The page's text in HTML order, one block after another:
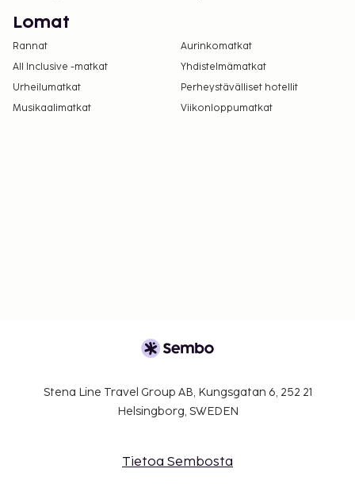
Lomat
Rannat
Aurinkomatkat
All Inclusive -matkat
Yhdistelmämatkat
Urheilumatkat
Perheystävälliset hotellit
Musikaalimatkat
Viikonloppumatkat
Stena Line Travel Group AB, Kungsgatan 6, 252 21
Helsingborg, SWEDEN
Tietoa Sembosta